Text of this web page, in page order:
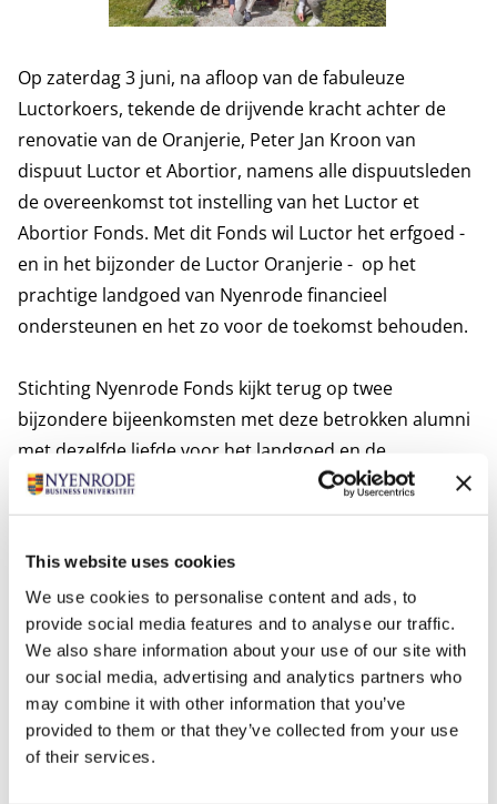
This website uses cookies
We use cookies to personalise content and ads, to
provide social media features and to analyse our traffic.
We also share information about your use of our site with
our social media, advertising and analytics partners who
may combine it with other information that you’ve
provided to them or that they’ve collected from your use
of their services.
Op zaterdag 3 juni, na afloop van de fabuleuze
Luctorkoers, tekende de drijvende kracht achter de
renovatie van de Oranjerie, Peter Jan Kroon van
dispuut Luctor et Abortior, namens alle dispuutsleden
de overeenkomst tot instelling van het Luctor et
Abortior Fonds. Met dit Fonds wil Luctor het erfgoed -
en in het bijzonder de Luctor Oranjerie - op het
prachtige landgoed van Nyenrode financieel
ondersteunen en het zo voor de toekomst behouden.
Stichting Nyenrode Fonds kijkt terug op twee
bijzondere bijeenkomsten met deze betrokken alumni
met dezelfde liefde voor het landgoed en de
universiteit.
We zijn dankbaar en trots dat onze alumni op deze
jong talent voor Nyenrode en het behoud van het
erfgoed!
Dit artikel is al eerder gepubliceerd op de website
vanNyenrode Alumni VCV.
Nyenrode Alumni VCV:
Met meer dan 6000 leden zijn wij dé vereniging